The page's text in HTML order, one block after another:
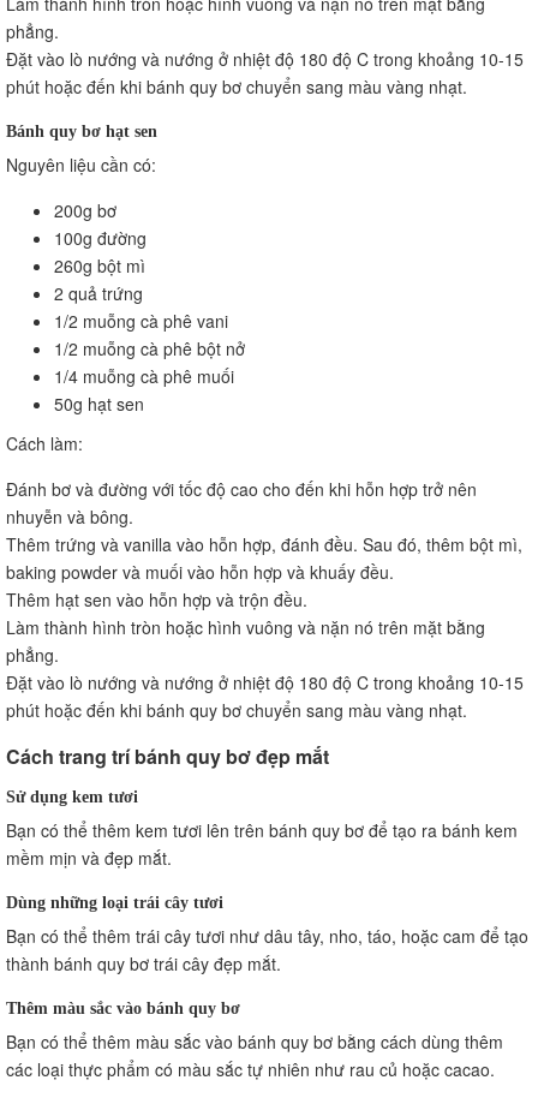
phẳng.
Đặt vào lò nướng và nướng ở nhiệt độ 180 độ C trong khoảng 10-15
phút hoặc đến khi bánh quy bơ chuyển sang màu vàng nhạt.
Bánh quy bơ hạt sen
Nguyên liệu cần có:
200g bơ
100g đường
260g bột mì
2 quả trứng
1/2 muỗng cà phê vani
1/2 muỗng cà phê bột nở
1/4 muỗng cà phê muối
50g hạt sen
Cách làm:
Đánh bơ và đường với tốc độ cao cho đến khi hỗn hợp trở nên
nhuyễn và bông.
Thêm trứng và vanilla vào hỗn hợp, đánh đều. Sau đó, thêm bột mì,
baking powder và muối vào hỗn hợp và khuấy đều.
Thêm hạt sen vào hỗn hợp và trộn đều.
Làm thành hình tròn hoặc hình vuông và nặn nó trên mặt bằng
phẳng.
Đặt vào lò nướng và nướng ở nhiệt độ 180 độ C trong khoảng 10-15
phút hoặc đến khi bánh quy bơ chuyển sang màu vàng nhạt.
Cách trang trí bánh quy bơ đẹp mắt
Sử dụng kem tươi
Bạn có thể thêm kem tươi lên trên bánh quy bơ để tạo ra bánh kem
mềm mịn và đẹp mắt.
Dùng những loại trái cây tươi
Bạn có thể thêm trái cây tươi như dâu tây, nho, táo, hoặc cam để tạo
thành bánh quy bơ trái cây đẹp mắt.
Thêm màu sắc vào bánh quy bơ
Bạn có thể thêm màu sắc vào bánh quy bơ bằng cách dùng thêm
các loại thực phẩm có màu sắc tự nhiên như rau củ hoặc cacao.